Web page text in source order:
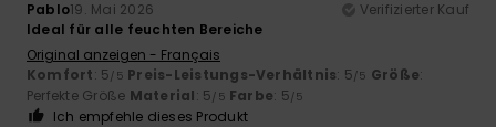
Pablo19. Mai 2026
Verifizierter Kauf
Ideal für alle feuchten Bereiche
Original anzeigen - Français
Komfort: 5/5 Preis-Leistungs-Verhältnis: 5/5 Größe:
Perfekte Größe Material: 5/5 Farbe: 5/5
Ich empfehle dieses Produkt